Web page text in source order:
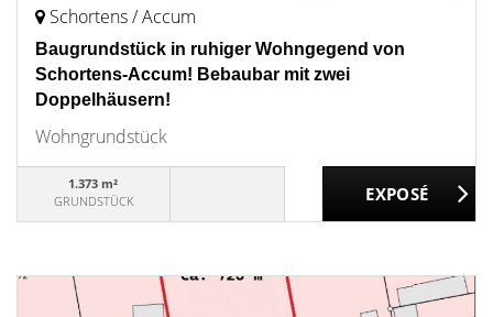
Schortens / Accum
Baugrundstück in ruhiger Wohngegend von
Schortens-Accum! Bebaubar mit zwei
Doppelhäusern!
Wohngrundstück
1.373 m²
GRUNDSTÜCK